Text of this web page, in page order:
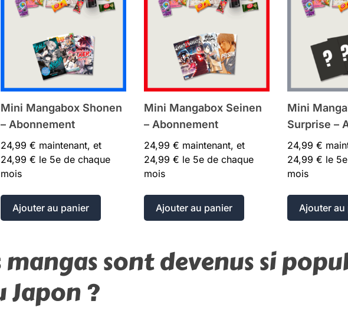
Mini Mangabox Shonen
– Abonnement
24,99€ maintenant, et
24,99€ le 5e de chaque
mois
Ajouter au panier
Mini Mangabox Seinen
– Abonnement
24,99 € maintenant, et
24,99 € le 5e de chaque
mois
Ajouter au panier
Mini
Surprise –
24,99 €
24,99 € le
mois
Ajouter au
sont devenus si
Japon ?